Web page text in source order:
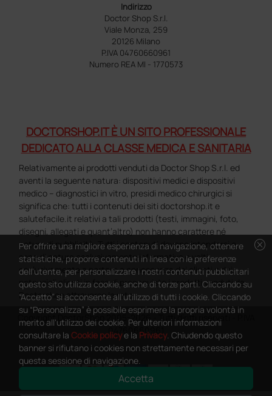
Indirizzo
Doctor Shop S.r.l.
Viale Monza, 259
20126 Milano
P.IVA 04760660961
Numero REA MI - 1770573
DOCTORSHOP.IT È UN SITO PROFESSIONALE
DEDICATO ALLA CLASSE MEDICA E SANITARIA
Relativamente ai prodotti venduti da Doctor Shop S.r.l. ed
aventi la seguente natura: dispositivi medici e dispositivi
medico – diagnostici in vitro, presidi medico chirurgici si
significa che: tutti i contenuti dei siti doctorshop.it e
salutefacile.it relativi a tali prodotti (testi, immagini, foto,
disegni, allegati e quant’altro) non hanno carattere né
natura di pubblicità. Tutti i contenuti devono intendersi e
sono di natura esclusivamente informativa e volti
esclusivamente a portare a conoscenza dei clienti e dei
potenziali clienti in fase di preacquisto i prodotti venduti da
Doctorshop attraverso la rete.
Copyright DoctorShop 2005-2026 - Tutti diritti riservati - P.IVA
04760660961
cancel
Per offrire una migliore esperienza di navigazione, ottenere
statistiche, proporre contenuti in linea con le preferenze
dell'utente, per personalizzare i nostri contenuti pubblicitari
questo sito utilizza cookie, anche di terze parti. Cliccando su
“Accetto” si acconsente all'utilizzo di tutti i cookie. Cliccando
su “Personalizza” è possibile esprimere la propria volontà in
merito all'utilizzo dei cookie. Per ulteriori informazioni
consultare la Cookie policye la Privacy. Chiudendo questo
banner si rifiutano i cookies non strettamente necessari per
questa sessione di navigazione.
Accetta